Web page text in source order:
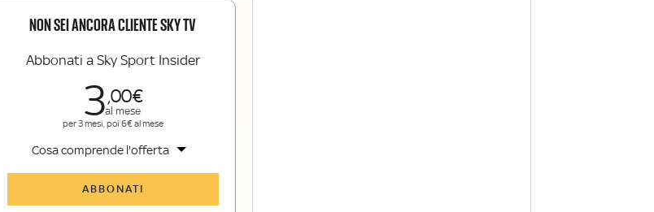
NON SEI ANCORA CLIENTE SKY TV
Abbonati a Sky Sport Insider
300
al mese
per 3 mesi, poi 6€ al mese
Cosa comprende l'offerta
ABBONATI